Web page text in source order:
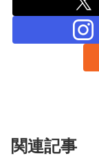
関連記事